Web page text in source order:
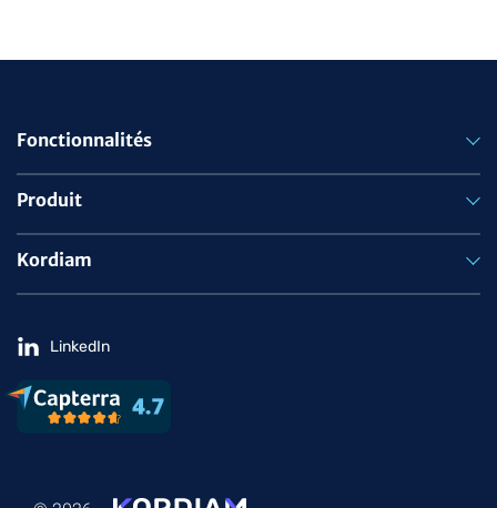
Fonctionnalités
Produit
Kordiam
LinkedIn